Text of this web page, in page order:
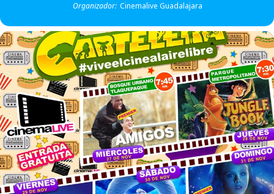
Organizador: Cinemalive Guadalajara